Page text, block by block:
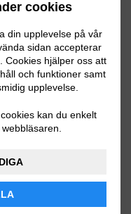
cookies
din upplevelse på vår
sidan accepterar
Cookies hjälper oss att
och funktioner samt
upplevelse.
kan du enkelt
befintligt
längd är ca
Del av muren
väg, varpå
08:51
sätta om en